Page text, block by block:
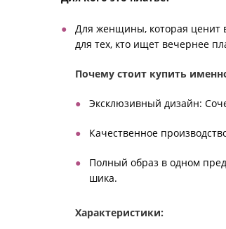
Для женщины, которая ценит
для тех, кто ищет вечернее
Почему стоит купить
Эксклюзивный дизайн:
Качественное
Полный образ в одном
шика.
Характеристики: